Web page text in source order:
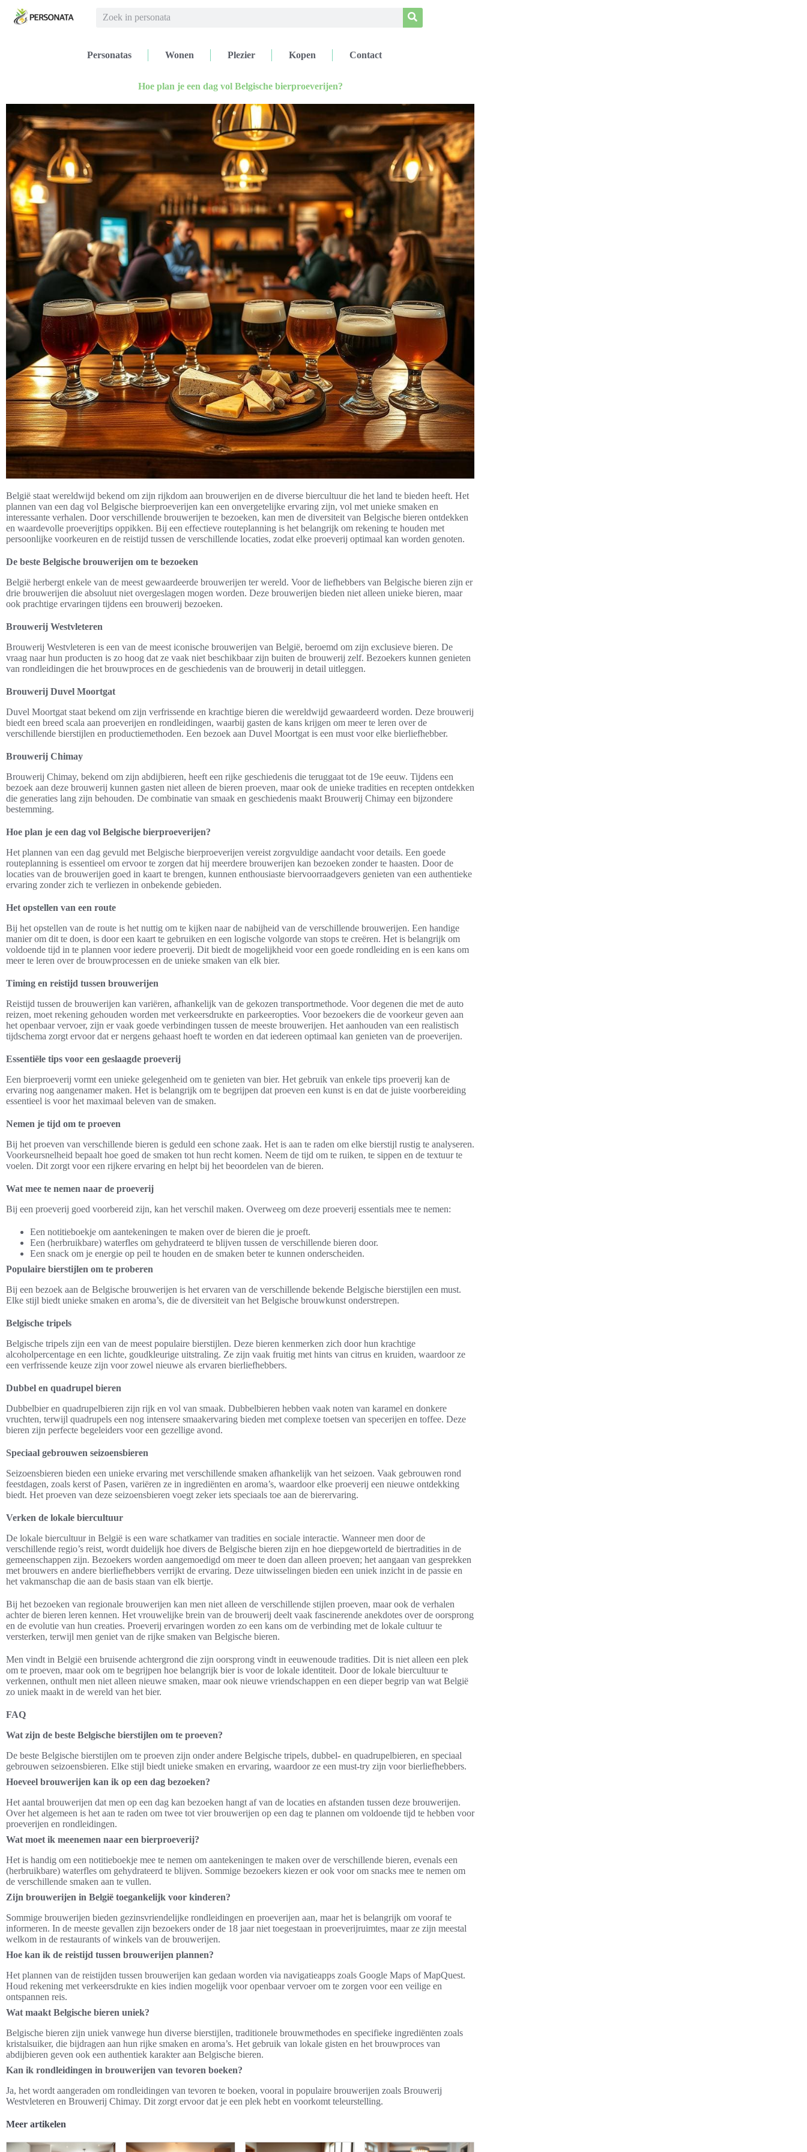
Personatas Wonen Plezier Kopen Contact
Hoe plan je een dag vol Belgische bierproeverijen?
België staat wereldwijd bekend om zijn rijkdom aan brouwerijen en de diverse biercultuur die het land te bieden heeft. Het
plannen van een dag vol Belgische bierproeverijen kan een onvergetelijke ervaring zijn, vol met unieke smaken en
interessante verhalen. Door verschillende brouwerijen te bezoeken, kan men de diversiteit van Belgische bieren ontdekken
en waardevolle proeverijtips oppikken. Bij een effectieve routeplanning is het belangrijk om rekening te houden met
persoonlijke voorkeuren en de reistijd tussen de verschillende locaties, zodat elke proeverij optimaal kan worden genoten.
De beste Belgische brouwerijen om te bezoeken
België herbergt enkele van de meest gewaardeerde brouwerijen ter wereld. Voor de liefhebbers van Belgische bieren zijn er
drie brouwerijen die absoluut niet overgeslagen mogen worden. Deze brouwerijen bieden niet alleen unieke bieren, maar
ook prachtige ervaringen tijdens een brouwerij bezoeken.
Brouwerij Westvleteren
Brouwerij Westvleteren is een van de meest iconische brouwerijen van België, beroemd om zijn exclusieve bieren. De
vraag naar hun producten is zo hoog dat ze vaak niet beschikbaar zijn buiten de brouwerij zelf. Bezoekers kunnen genieten
van rondleidingen die het brouwproces en de geschiedenis van de brouwerij in detail uitleggen.
Brouwerij Duvel Moortgat
Duvel Moortgat staat bekend om zijn verfrissende en krachtige bieren die wereldwijd gewaardeerd worden. Deze brouwerij
biedt een breed scala aan proeverijen en rondleidingen, waarbij gasten de kans krijgen om meer te leren over de
verschillende bierstijlen en productiemethoden. Een bezoek aan Duvel Moortgat is een must voor elke bierliefhebber.
Brouwerij Chimay
Brouwerij Chimay, bekend om zijn abdijbieren, heeft een rijke geschiedenis die teruggaat tot de 19e eeuw. Tijdens een
bezoek aan deze brouwerij kunnen gasten niet alleen de bieren proeven, maar ook de unieke tradities en recepten ontdekken
die generaties lang zijn behouden. De combinatie van smaak en geschiedenis maakt Brouwerij Chimay een bijzondere
bestemming.
Hoe plan je een dag vol Belgische bierproeverijen?
Het plannen van een dag gevuld met Belgische bierproeverijen vereist zorgvuldige aandacht voor details. Een goede
routeplanning is essentieel om ervoor te zorgen dat hij meerdere brouwerijen kan bezoeken zonder te haasten. Door de
locaties van de brouwerijen goed in kaart te brengen, kunnen enthousiaste biervoorraadgevers genieten van een authentieke
ervaring zonder zich te verliezen in onbekende gebieden.
Het opstellen van een route
Bij het opstellen van de route is het nuttig om te kijken naar de nabijheid van de verschillende brouwerijen. Een handige
manier om dit te doen, is door een kaart te gebruiken en een logische volgorde van stops te creëren. Het is belangrijk om
voldoende tijd in te plannen voor iedere proeverij. Dit biedt de mogelijkheid voor een goede rondleiding en is een kans om
meer te leren over de brouwprocessen en de unieke smaken van elk bier.
Timing en reistijd tussen brouwerijen
Reistijd tussen de brouwerijen kan variëren, afhankelijk van de gekozen transportmethode. Voor degenen die met de auto
reizen, moet rekening gehouden worden met verkeersdrukte en parkeeropties. Voor bezoekers die de voorkeur geven aan
het openbaar vervoer, zijn er vaak goede verbindingen tussen de meeste brouwerijen. Het aanhouden van een realistisch
tijdschema zorgt ervoor dat er nergens gehaast hoeft te worden en dat iedereen optimaal kan genieten van de proeverijen.
Essentiële tips voor een geslaagde proeverij
Een bierproeverij vormt een unieke gelegenheid om te genieten van bier. Het gebruik van enkele tips proeverij kan de
ervaring nog aangenamer maken. Het is belangrijk om te begrijpen dat proeven een kunst is en dat de juiste voorbereiding
essentieel is voor het maximaal beleven van de smaken.
Nemen je tijd om te proeven
Bij het proeven van verschillende bieren is geduld een schone zaak. Het is aan te raden om elke bierstijl rustig te analyseren.
Voorkeursnelheid bepaalt hoe goed de smaken tot hun recht komen. Neem de tijd om te ruiken, te sippen en de textuur te
voelen. Dit zorgt voor een rijkere ervaring en helpt bij het beoordelen van de bieren.
Wat mee te nemen naar de proeverij
Bij een proeverij goed voorbereid zijn, kan het verschil maken. Overweeg om deze proeverij essentials mee te nemen:
Een notitieboekje om aantekeningen te maken over de bieren die je proeft.
Een (herbruikbare) waterfles om gehydrateerd te blijven tussen de verschillende bieren door.
Een snack om je energie op peil te houden en de smaken beter te kunnen onderscheiden.
Populaire bierstijlen om te proberen
Bij een bezoek aan de Belgische brouwerijen is het ervaren van de verschillende bekende Belgische bierstijlen een must.
Elke stijl biedt unieke smaken en aroma’s, die de diversiteit van het Belgische brouwkunst onderstrepen.
Belgische tripels
Belgische tripels zijn een van de meest populaire bierstijlen. Deze bieren kenmerken zich door hun krachtige
alcoholpercentage en een lichte, goudkleurige uitstraling. Ze zijn vaak fruitig met hints van citrus en kruiden, waardoor ze
een verfrissende keuze zijn voor zowel nieuwe als ervaren bierliefhebbers.
Dubbel en quadrupel bieren
Dubbelbier en quadrupelbieren zijn rijk en vol van smaak. Dubbelbieren hebben vaak noten van karamel en donkere
vruchten, terwijl quadrupels een nog intensere smaakervaring bieden met complexe toetsen van specerijen en toffee. Deze
bieren zijn perfecte begeleiders voor een gezellige avond.
Speciaal gebrouwen seizoensbieren
Seizoensbieren bieden een unieke ervaring met verschillende smaken afhankelijk van het seizoen. Vaak gebrouwen rond
feestdagen, zoals kerst of Pasen, variëren ze in ingrediënten en aroma’s, waardoor elke proeverij een nieuwe ontdekking
biedt. Het proeven van deze seizoensbieren voegt zeker iets speciaals toe aan de bierervaring.
Verken de lokale biercultuur
De lokale biercultuur in België is een ware schatkamer van tradities en sociale interactie. Wanneer men door de
verschillende regio’s reist, wordt duidelijk hoe divers de Belgische bieren zijn en hoe diepgeworteld de biertradities in de
gemeenschappen zijn. Bezoekers worden aangemoedigd om meer te doen dan alleen proeven; het aangaan van gesprekken
met brouwers en andere bierliefhebbers verrijkt de ervaring. Deze uitwisselingen bieden een uniek inzicht in de passie en
het vakmanschap die aan de basis staan van elk biertje.
Bij het bezoeken van regionale brouwerijen kan men niet alleen de verschillende stijlen proeven, maar ook de verhalen
achter de bieren leren kennen. Het vrouwelijke brein van de brouwerij deelt vaak fascinerende anekdotes over de oorsprong
en de evolutie van hun creaties. Proeverij ervaringen worden zo een kans om de verbinding met de lokale cultuur te
versterken, terwijl men geniet van de rijke smaken van Belgische bieren.
Men vindt in België een bruisende achtergrond die zijn oorsprong vindt in eeuwenoude tradities. Dit is niet alleen een plek
om te proeven, maar ook om te begrijpen hoe belangrijk bier is voor de lokale identiteit. Door de lokale biercultuur te
verkennen, onthult men niet alleen nieuwe smaken, maar ook nieuwe vriendschappen en een dieper begrip van wat België
zo uniek maakt in de wereld van het bier.
FAQ
Wat zijn de beste Belgische bierstijlen om te proeven?
De beste Belgische bierstijlen om te proeven zijn onder andere Belgische tripels, dubbel- en quadrupelbieren, en speciaal
gebrouwen seizoensbieren. Elke stijl biedt unieke smaken en ervaring, waardoor ze een must-try zijn voor bierliefhebbers.
Hoeveel brouwerijen kan ik op een dag bezoeken?
Het aantal brouwerijen dat men op een dag kan bezoeken hangt af van de locaties en afstanden tussen deze brouwerijen.
Over het algemeen is het aan te raden om twee tot vier brouwerijen op een dag te plannen om voldoende tijd te hebben voor
proeverijen en rondleidingen.
Wat moet ik meenemen naar een bierproeverij?
Het is handig om een notitieboekje mee te nemen om aantekeningen te maken over de verschillende bieren, evenals een
(herbruikbare) waterfles om gehydrateerd te blijven. Sommige bezoekers kiezen er ook voor om snacks mee te nemen om
de verschillende smaken aan te vullen.
Zijn brouwerijen in België toegankelijk voor kinderen?
Sommige brouwerijen bieden gezinsvriendelijke rondleidingen en proeverijen aan, maar het is belangrijk om vooraf te
informeren. In de meeste gevallen zijn bezoekers onder de 18 jaar niet toegestaan in proeverijruimtes, maar ze zijn meestal
welkom in de restaurants of winkels van de brouwerijen.
Hoe kan ik de reistijd tussen brouwerijen plannen?
Het plannen van de reistijden tussen brouwerijen kan gedaan worden via navigatieapps zoals Google Maps of MapQuest.
Houd rekening met verkeersdrukte en kies indien mogelijk voor openbaar vervoer om te zorgen voor een veilige en
ontspannen reis.
Wat maakt Belgische bieren uniek?
Belgische bieren zijn uniek vanwege hun diverse bierstijlen, traditionele brouwmethodes en specifieke ingrediënten zoals
kristalsuiker, die bijdragen aan hun rijke smaken en aroma’s. Het gebruik van lokale gisten en het brouwproces van
abdijbieren geven ook een authentiek karakter aan Belgische bieren.
Kan ik rondleidingen in brouwerijen van tevoren boeken?
Ja, het wordt aangeraden om rondleidingen van tevoren te boeken, vooral in populaire brouwerijen zoals Brouwerij
Westvleteren en Brouwerij Chimay. Dit zorgt ervoor dat je een plek hebt en voorkomt teleurstelling.
Meer artikelen